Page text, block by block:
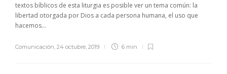
textos bíblicos de esta liturgia es posible ver un tema común: la
libertad otorgada por Dios a cada persona humana, el uso que
hacemos...
Comunicación 24 octubre, 2019 6 min